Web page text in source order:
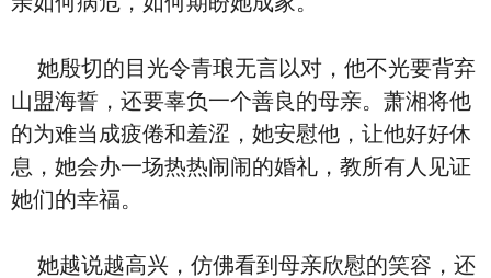
她殷切的目光令青琅无言以对，他不光要背弃
山盟海誓，还要辜负一个善良的母亲。萧湘将他
的为难当成疲倦和羞涩，她安慰他，让他好好休
息，她会办一场热热闹闹的婚礼，教所有人见证
她们的幸福。
她越说越高兴，仿佛看到母亲欣慰的笑容，还